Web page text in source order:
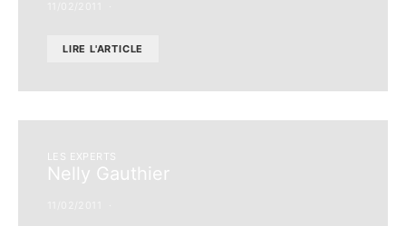
LIRE L'ARTICLE
LES EXPERTS
Nelly Gauthier